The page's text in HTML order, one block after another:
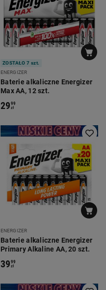
ZOSTAŁO 7 szt.
ENERGIZER
Baterie alkaliczne Energizer
Max AA, 12 szt.
2999
zł
ENERGIZER
Baterie alkaliczne Energizer
Primary Alkaline AA, 20 szt.
3999
zł